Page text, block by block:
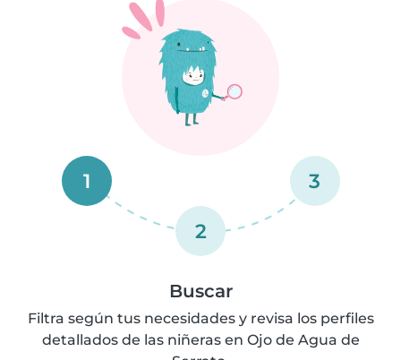
1
2
3
Buscar
Filtra según tus necesidades y revisa los perfiles
detallados de las niñeras en Ojo de Agua de